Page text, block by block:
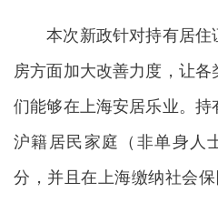
本次新政针对持有居住
房方面加大改善力度，让
们能够在上海安居乐业。
沪籍居民家庭（非单身人
分，并且在上海缴纳社会